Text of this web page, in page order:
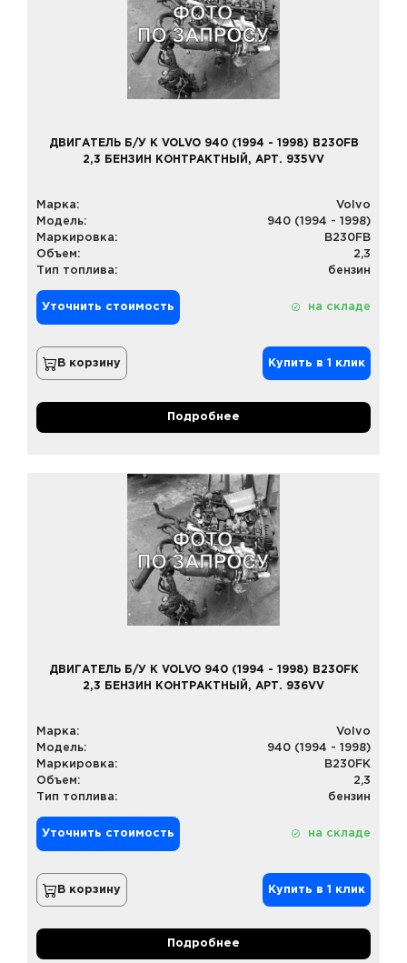
ДВИГАТЕЛЬ Б/У К VOLVO 940 (1994 - 1998) B230FB
2,3 БЕНЗИН КОНТРАКТНЫЙ, АРТ. 935VV
Марка:
Volvo
Модель:
940 (1994 - 1998)
Маркировка:
B230FB
Объем:
2,3
Тип топлива:
бензин
Уточнить стоимость на складе
В корзину Купить в 1 клик
Подробнее
ДВИГАТЕЛЬ Б/У К VOLVO 940 (1994 - 1998) B230FK
2,3 БЕНЗИН КОНТРАКТНЫЙ, АРТ. 936VV
Марка:
Volvo
Модель:
940 (1994 - 1998)
Маркировка:
B230FK
Объем:
2,3
Тип топлива:
бензин
Уточнить стоимость на складе
В корзину Купить в 1 клик
Подробнее